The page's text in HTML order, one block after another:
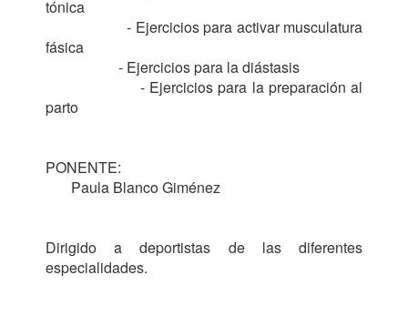
tónica
                    - Ejercicios para activar musculatura
fásica
parto
PONENTE:
Dirigido a deportistas de las diferentes
especialidades.